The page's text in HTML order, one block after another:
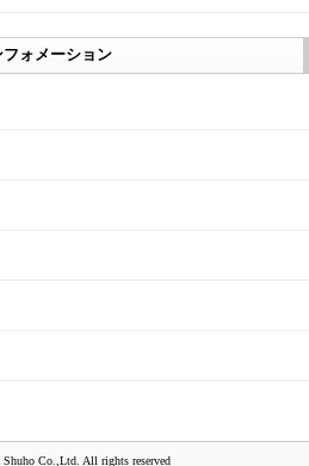
フォメーション
Co.,Ltd. All rights reserved